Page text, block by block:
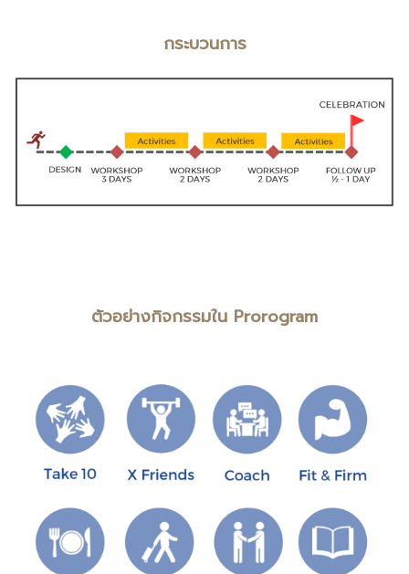
กระบวนการ
ตัวอย่างกิจกรรมใน Prorogram